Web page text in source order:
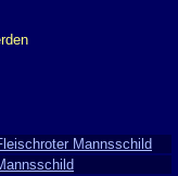
Mannsschild